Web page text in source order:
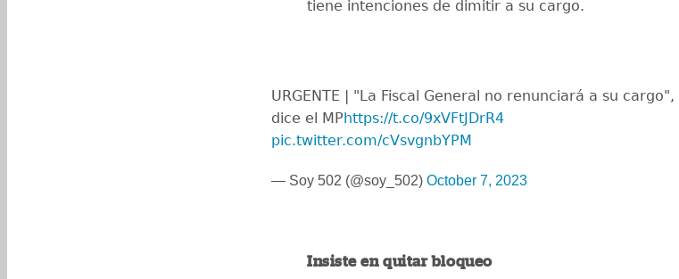
tiene intenciones de dimitir a su cargo.
URGENTE | "La Fiscal General no renunciará a su cargo",
dice el MPhttps://t.co/9xVFtJDrR4
pic.twitter.com/cVsvgnbYPM
— Soy 502 (@soy_502) October 7, 2023
Insiste en quitar bloqueo